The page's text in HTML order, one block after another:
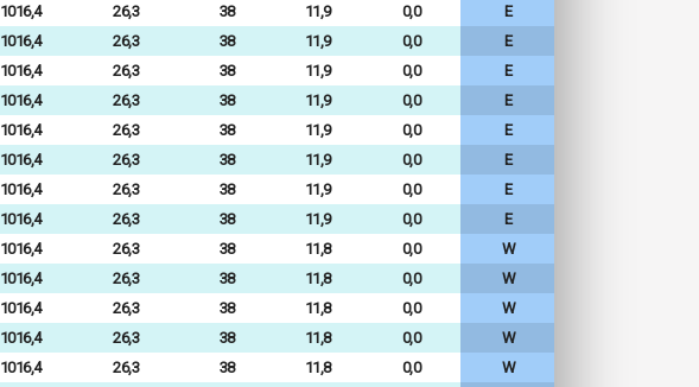
1016,4 26,3 38 11,9 0,0
E
1016,4 26,3 38 11,9 0,0
E
1016,4 26,3 38 11,9 0,0
E
1016,4 26,3 38 11,9 0,0
E
1016,4 26,3 38 11,9 0,0
E
1016,4 26,3 38 11,9 0,0
E
1016,4 26,3 38 11,9 0,0
E
1016,4 26,3 38 11,9 0,0
E
1016,4 26,3 38 11,8 0,0
W
1016,4 26,3 38 11,8 0,0
W
1016,4 26,3 38 11,8 0,0
W
1016,4 26,3 38 11,8 0,0
W
1016,4 26,3 38 11,8 0,0
W